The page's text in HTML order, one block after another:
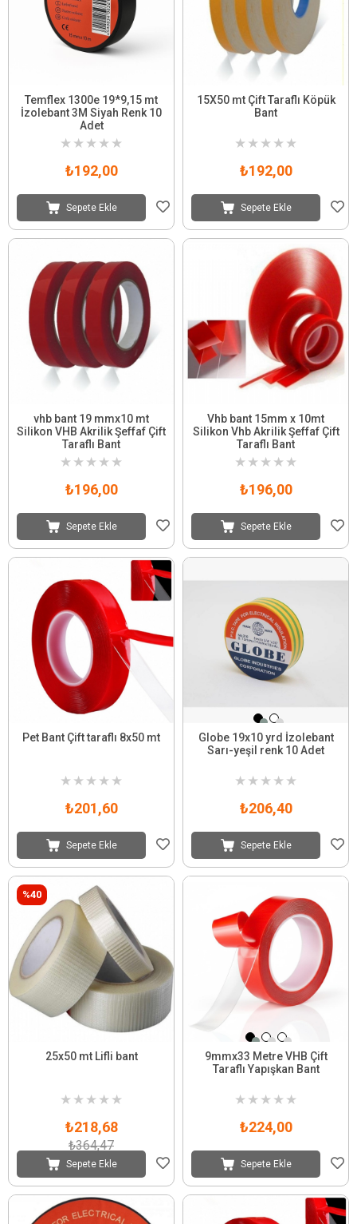
Temflex 1300e 19*9,15 mt
İzolebant 3M Siyah Renk 10
Adet
★ ★ ★ ★ ★
₺192,00
Sepete Ekle
15X50 mt Çift Taraflı Köpük
Bant
★ ★ ★ ★ ★
₺192,00
Sepete Ekle
vhb bant 19 mmx10 mt
Silikon VHB Akrilik Şeffaf Çift
Taraflı Bant
★ ★ ★ ★ ★
₺196,00
Sepete Ekle
Vhb bant 15mm x 10mt
Silikon Vhb Akrilik Şeffaf Çift
Taraflı Bant
★ ★ ★ ★ ★
₺196,00
Sepete Ekle
Pet Bant Çift taraflı 8x50 mt
★ ★ ★ ★ ★
₺201,60
Sepete Ekle
Globe 19x10 yrd İzolebant
Sarı-yeşil renk 10 Adet
★ ★ ★ ★ ★
₺206,40
Sepete Ekle
25x50 mt Lifli bant
★ ★ ★ ★ ★
₺218,68
₺364,47
Sepete Ekle
%40
9mmx33 Metre VHB Çift
Taraflı Yapışkan Bant
★ ★ ★ ★ ★
₺224,00
Sepete Ekle